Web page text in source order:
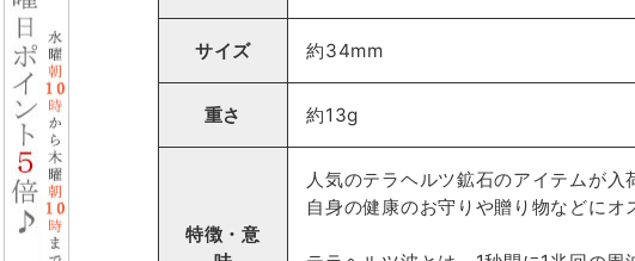
サイズ 約34mm
重さ 約13g
特徴・意
人気のテラヘルツ鉱石のアイテムが入
自身の健康のお守りや贈り物などにオ